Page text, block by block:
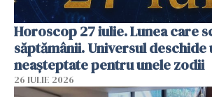
Horoscop 27 iulie. Lunea care
săptămânii. Universul deschide
neașteptate pentru unele zodii
26 IULIE 2026